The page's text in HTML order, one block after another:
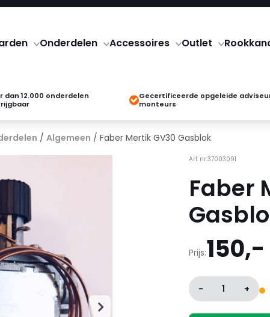
Onderdelen Accessoires Outlet
dan 12.000 onderdelen
Gecertificeerde opgeleide
monteurs
/ Algemeen / Faber Mertik GV30 Gasblok
Art nr:37003091
Faber
Prijs:150,-
- 1 +